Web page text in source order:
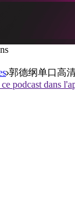
郭德纲单口高
podcast dans